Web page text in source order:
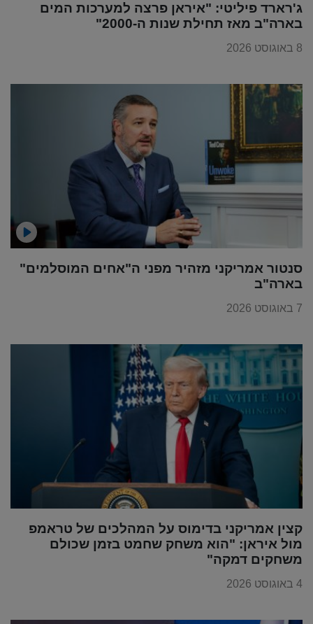
ג'רארד פיליטי: "איראן פרצה למערכות המים
בארה"ב מאז תחילת שנות ה-2000"
8 באוגוסט 2026
סנטור אמריקני מזהיר מפני ה"אחים המוסלמים"
בארה"ב
7 באוגוסט 2026
קצין אמריקני בדימוס על המהלכים של טראמפ
מול איראן: "הוא משחק שחמט בזמן שכולם
משחקים דמקה"
4 באוגוסט 2026